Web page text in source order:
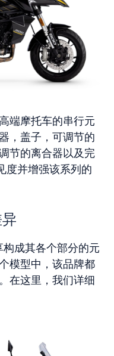
端摩托车的串行元
，盖子，可调节的
节的离合器以及完
度并增强该系列的
构成其各个部分的元
模型中，该品牌都
在这里，我们详细